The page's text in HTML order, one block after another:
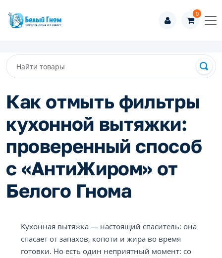
0
Как отмыть фильтры
кухонной вытяжки:
проверенный способ
с «АнтиЖиром» от
Белого Гнома
Кухонная вытяжка — настоящий спаситель: она
спасает от запахов, копоти и жира во время
готовки. Но есть один неприятный момент: со